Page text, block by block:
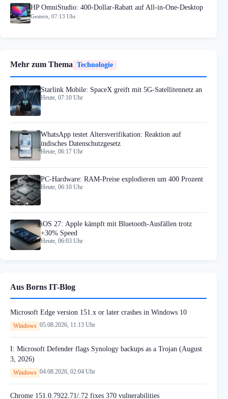
HP OmniStudio: 400-Dollar-Rabatt auf All-in-One-Desktop
Gestern, 07:13 Uhr
Mehr zum Thema Technologie
Starlink Mobile: SpaceX greift mit 5G-Satellitennetz an
Heute, 07:10 Uhr
WhatsApp testet Altersverifikation: Reaktion auf
indisches Datenschutzgesetz
Heute, 06:17 Uhr
PC-Hardware: RAM-Preise explodieren um 400 Prozent
Heute, 06:10 Uhr
iOS 27: Apple kämpft mit Bluetooth-Ausfällen trotz
+30% Speed
Heute, 06:03 Uhr
Aus Borns IT-Blog
Microsoft Edge version 151.x or later crashes in Windows 10
Windows 05.08.2026, 11:13 Uhr
I: Microsoft Defender flags Synology backups as a Trojan (August
3, 2026)
Windows 04.08.2026, 02:04 Uhr
Chrome 151.0.7922.71/.72 fixes 370 vulnerabilities